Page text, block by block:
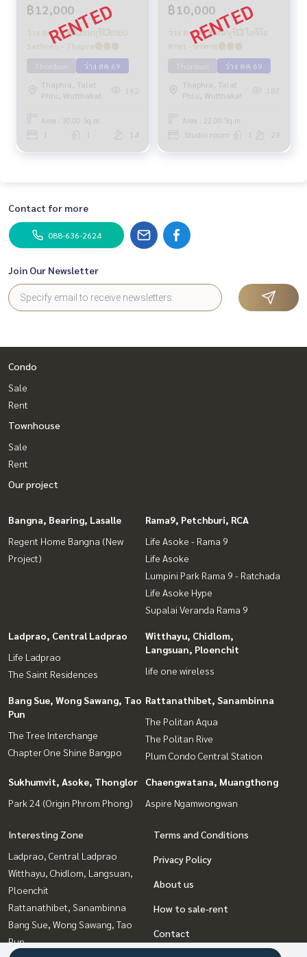
฿12,000
ว่าง สค 69 🔴💥ธนบุรี💥IDEO
Sathorn - Thapra🔴🟢🟡
ว่าง สค 69
Thaphra, Talat
Phlu, Wutthakat
192
Area : 30.00 Sq.m.
1 1 14
฿10,000
ว่าง ต.ค 69🟢ธนบุรี💥 ไอดีโอ
สาทร - ท่าพระ🔴🟢🟡
ว่าง ตค 69
Thaphra, Talat
Phlu, Wutthakat
187
Area : 22.00 Sq.m.
Studio room 1 29
Contact for more
088-636-2624
Join Our Newsletter
Condo
Sale
Rent
Townhouse
Sale
Rent
Our project
Bangna, Bearing, Lasalle
Regent Home Bangna (New
Project)
Rama9, Petchburi, RCA
Life Asoke - Rama 9
Life Asoke
Lumpini Park Rama 9 - Ratchada
Life Asoke Hype
Supalai Veranda Rama 9
Ladprao, Central Ladprao
Life Ladprao
The Saint Residences
Witthayu, Chidlom,
Langsuan, Ploenchit
life one wireless
Bang Sue, Wong Sawang, Tao
Pun
The Tree Interchange
Chapter One Shine Bangpo
Rattanathibet, Sanambinna
The Politan Aqua
The Politan Rive
Plum Condo Central Station
Sukhumvit, Asoke, Thonglor
Park 24 (Origin Phrom Phong)
Chaengwatana, Muangthong
Aspire Ngamwongwan
Interesting Zone
Ladprao, Central Ladprao
Witthayu, Chidlom, Langsuan,
Ploenchit
Rattanathibet, Sanambinna
Bang Sue, Wong Sawang, Tao
Pun
Terms and Conditions
Privacy Policy
About us
How to sale-rent
Contact